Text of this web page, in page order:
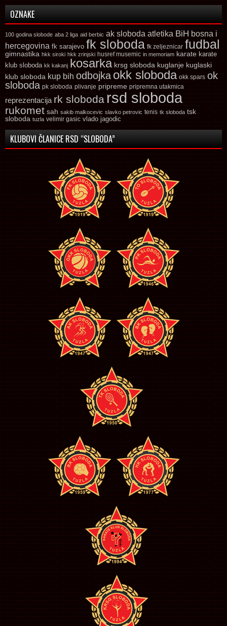
OZNAKE
100 godina slobode aba 2 liga aid berbic ak sloboda atletika BiH bosna i
hercegovina fk sarajevo fk sloboda fk zeljeznicar fudbal
gimnastika hkk siroki hkk zrinjski husref musemic in memoriam karate karate
klub sloboda kk kakanj kosarka krsg sloboda kuglanje kuglaski
klub sloboda kup bih odbojka okk sloboda okk spars ok
sloboda pk sloboda plivanje pripreme pripremna utakmica
reprezentacija rk sloboda rsd sloboda
rukomet sah sakib malkocevic slavko petrovic tenis tk sloboda tsk
sloboda tuzla velimir gasic vlado jagodic
KLUBOVI ČLANICE RSD “SLOBODA”